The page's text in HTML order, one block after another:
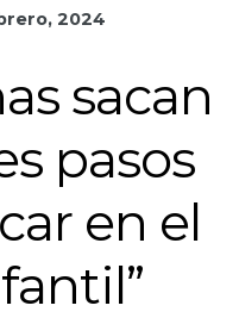
2024
sacan
pasos
en el